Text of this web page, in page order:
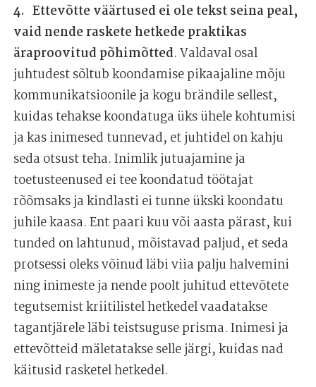
Ettevõtte väärtused ei ole tekst seina peal,
vaid nende raskete hetkede praktikas
äraproovitud põhimõtted. Valdaval osal
juhtudest sõltub koondamise pikaajaline mõju
kommunikatsioonile ja kogu brändile sellest,
kuidas tehakse koondatuga üks ühele kohtumisi
ja kas inimesed tunnevad, et juhtidel on kahju
seda otsust teha. Inimlik jutuajamine ja
toetusteenused ei tee koondatud töötajat
rõõmsaks ja kindlasti ei tunne ükski koondatu
juhile kaasa. Ent paari kuu või aasta pärast, kui
tunded on lahtunud, mõistavad paljud, et seda
protsessi oleks võinud läbi viia palju halvemini
ning inimeste ja nende poolt juhitud ettevõtete
tegutsemist kriitilistel hetkedel vaadatakse
tagantjärele läbi teistsuguse prisma. Inimesi ja
ettevõtteid mäletatakse selle järgi, kuidas nad
käitusid rasketel hetkedel.